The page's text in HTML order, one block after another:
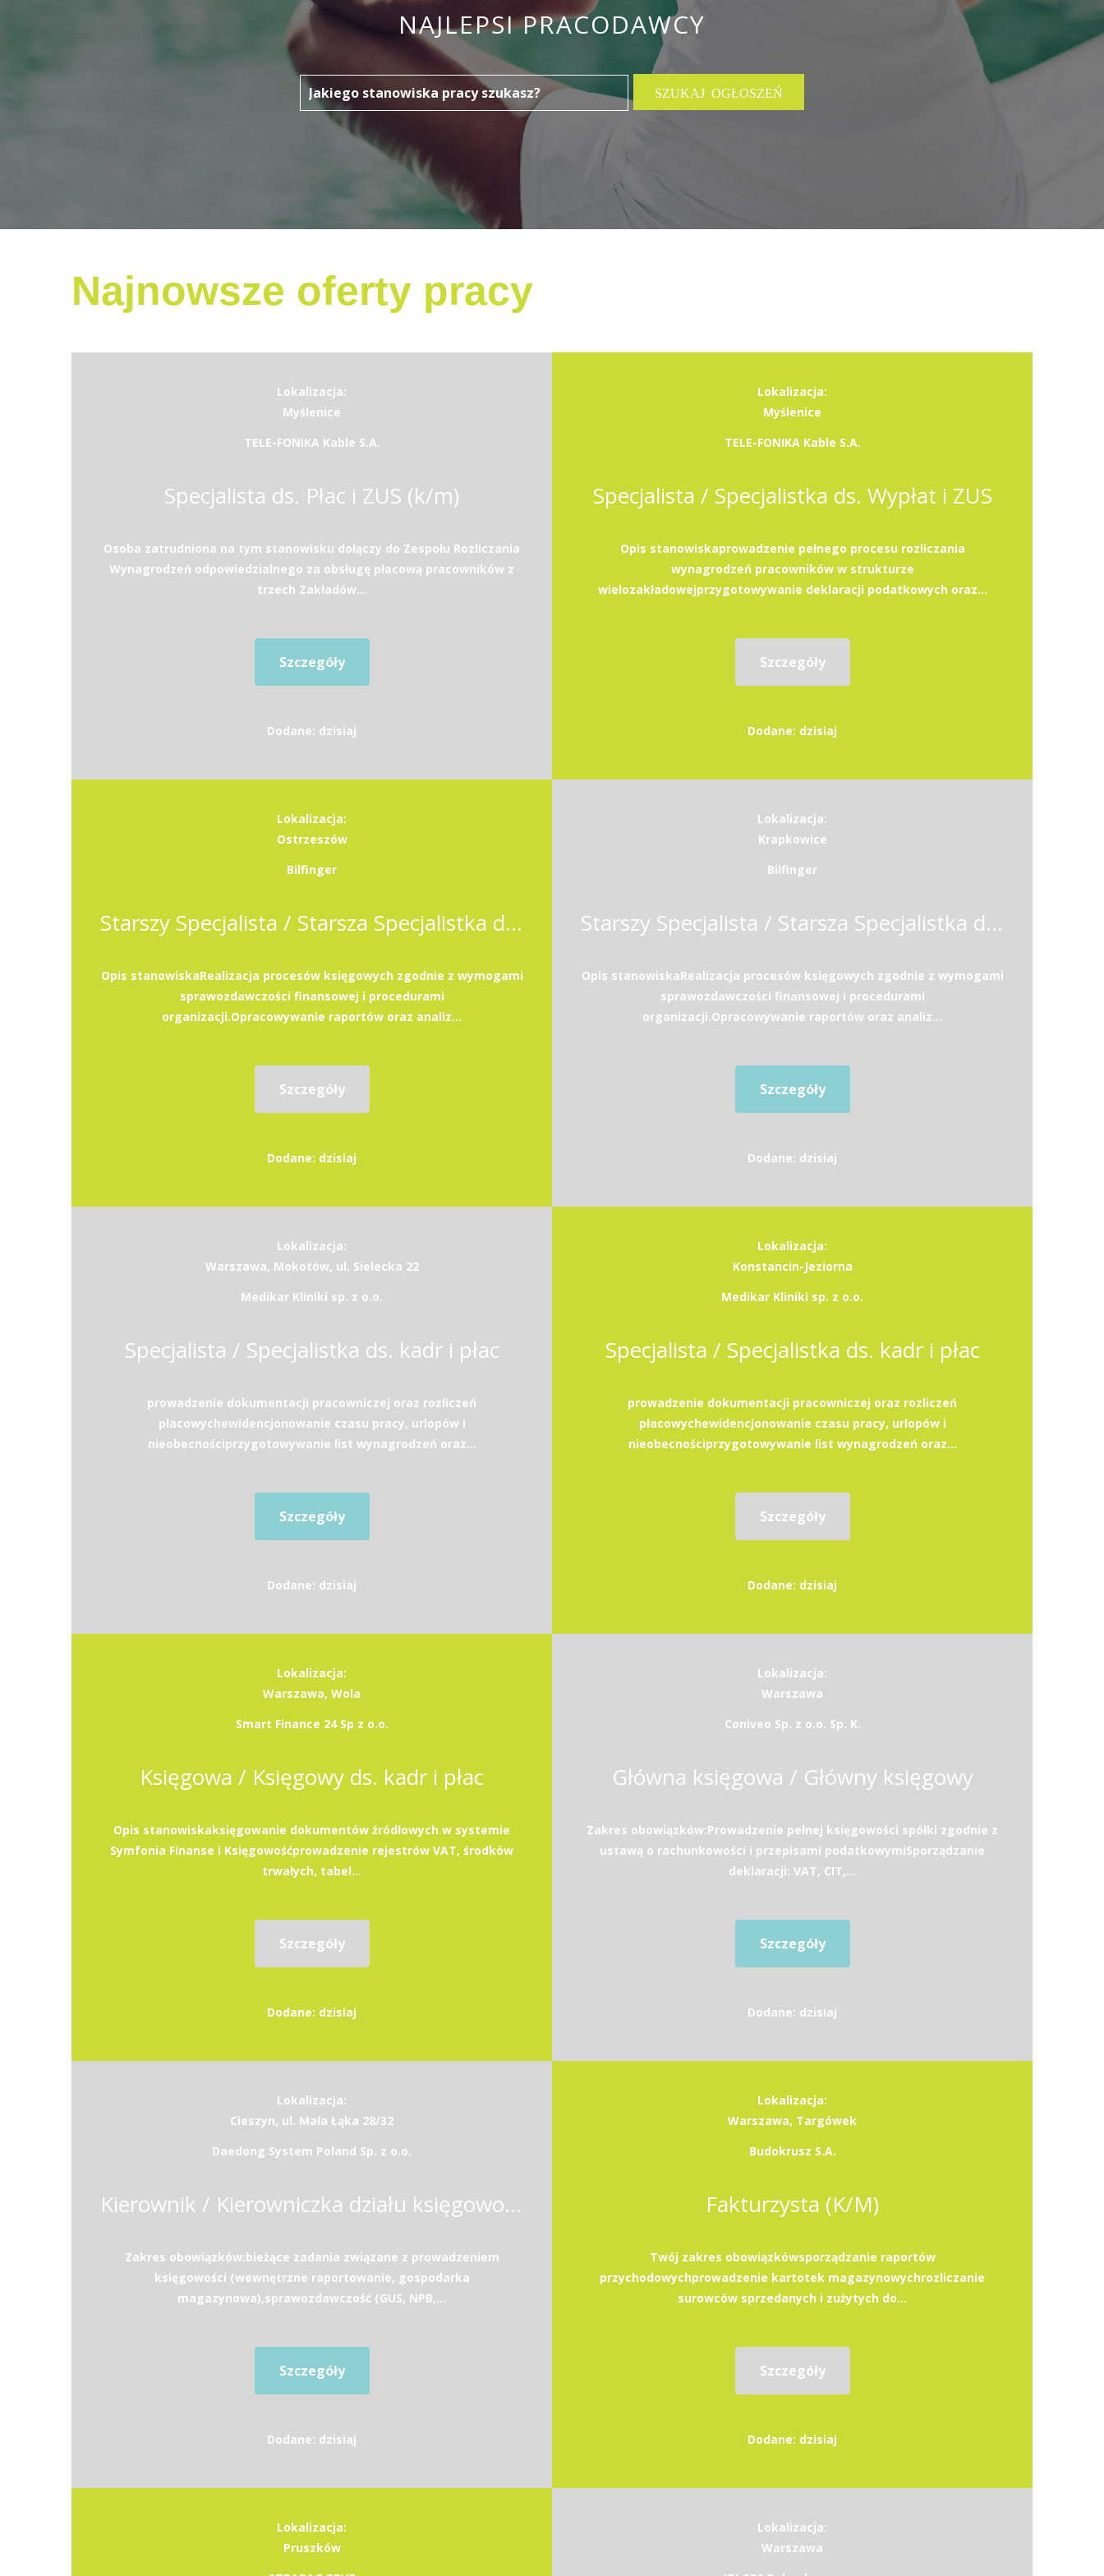
NAJLEPSI PRACODAWCY
Najnowsze oferty pracy
Lokalizacja:
Myślenice
TELE-FONIKA Kable S.A.
Specjalista ds. Płac i ZUS (k/m)
Osoba zatrudniona na tym stanowisku dołączy do Zespołu Rozliczania
Wynagrodzeń odpowiedzialnego za obsługę płacową pracowników z
trzech Zakładów...
Szczegóły
Dodane: dzisiaj
Lokalizacja:
Myślenice
TELE-FONIKA Kable S.A.
Specjalista / Specjalistka ds. Wypłat i ZUS
Opis stanowiskaprowadzenie pełnego procesu rozliczania
wynagrodzeń pracowników w strukturze
wielozakładowejprzygotowywanie deklaracji podatkowych oraz...
Szczegóły
Dodane: dzisiaj
Lokalizacja:
Ostrzeszów
Bilfinger
Starszy Specjalista / Starsza Specjalistka ds. księgowości
Opis stanowiskaRealizacja procesów księgowych zgodnie z wymogami
sprawozdawczości finansowej i procedurami
organizacji.Opracowywanie raportów oraz analiz...
Szczegóły
Dodane: dzisiaj
Lokalizacja:
Krapkowice
Bilfinger
Starszy Specjalista / Starsza Specjalistka ds. księgowości
Opis stanowiskaRealizacja procesów księgowych zgodnie z wymogami
sprawozdawczości finansowej i procedurami
organizacji.Opracowywanie raportów oraz analiz...
Szczegóły
Dodane: dzisiaj
Lokalizacja:
Warszawa, Mokotów, ul. Sielecka 22
Medikar Kliniki sp. z o.o.
Specjalista / Specjalistka ds. kadr i płac
prowadzenie dokumentacji pracowniczej oraz rozliczeń
płacowychewidencjonowanie czasu pracy, urlopów i
nieobecnościprzygotowywanie list wynagrodzeń oraz...
Szczegóły
Dodane: dzisiaj
Lokalizacja:
Konstancin-Jeziorna
Medikar Kliniki sp. z o.o.
Specjalista / Specjalistka ds. kadr i płac
prowadzenie dokumentacji pracowniczej oraz rozliczeń
płacowychewidencjonowanie czasu pracy, urlopów i
nieobecnościprzygotowywanie list wynagrodzeń oraz...
Szczegóły
Dodane: dzisiaj
Lokalizacja:
Warszawa, Wola
Smart Finance 24 Sp z o.o.
Księgowa / Księgowy ds. kadr i płac
Opis stanowiskaksięgowanie dokumentów źródłowych w systemie
Symfonia Finanse i Księgowośćprowadzenie rejestrów VAT, środków
trwałych, tabel...
Szczegóły
Dodane: dzisiaj
Lokalizacja:
Warszawa
Coniveo Sp. z o.o. Sp. K.
Główna księgowa / Główny księgowy
Zakres obowiązków:Prowadzenie pełnej księgowości spółki zgodnie z
ustawą o rachunkowości i przepisami podatkowymiSporządzanie
deklaracji: VAT, CIT,...
Szczegóły
Dodane: dzisiaj
Lokalizacja:
Cieszyn, ul. Mała Łąka 28/32
Daedong System Poland Sp. z o.o.
Kierownik / Kierowniczka działu księgowości
Zakres obowiązków:bieżące zadania związane z prowadzeniem
księgowości (wewnętrzne raportowanie, gospodarka
magazynowa),sprawozdawczość (GUS, NPB,...
Szczegóły
Dodane: dzisiaj
Lokalizacja:
Warszawa, Targówek
Budokrusz S.A.
Fakturzysta (K/M)
Twój zakres obowiązkówsporządzanie raportów
przychodowychprowadzenie kartotek magazynowychrozliczanie
surowców sprzedanych i zużytych do...
Szczegóły
Dodane: dzisiaj
Lokalizacja:
Pruszków
Lokalizacja:
Warszawa